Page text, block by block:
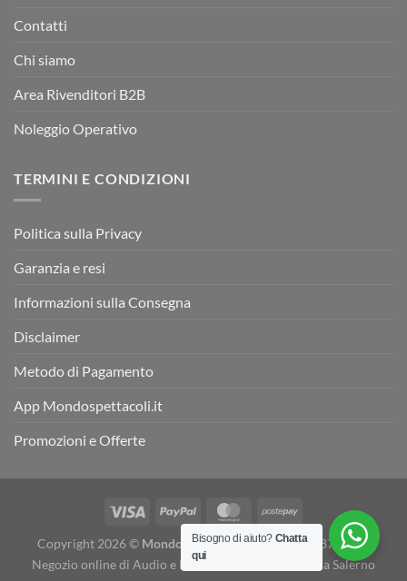
Contatti
Chi siamo
Area Rivenditori B2B
Noleggio Operativo
TERMINI E CONDIZIONI
Politica sulla Privacy
Garanzia e resi
Informazioni sulla Consegna
Disclaimer
Metodo di Pagamento
App Mondospettacoli.it
Promozioni e Offerte
Copyright 2026 © Mondospettacoli- P. IVA 05078870655 -
Negozio online di Audio e Luci e Strumenti musicali a Salerno
Bisogno di aiuto? Chatta
qui